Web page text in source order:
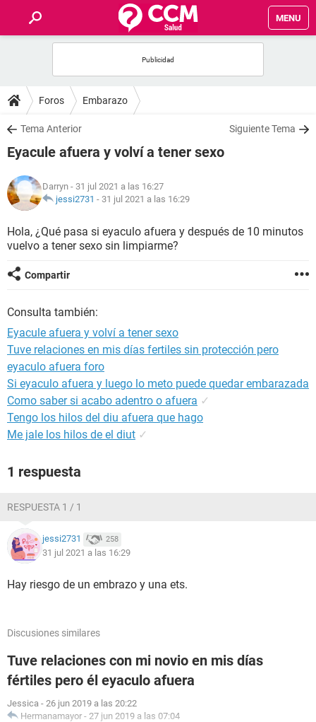
MENU
FOROS
SALUD
FAMILIA
NUTRICIÓN
BIENESTAR
SEXUALIDAD
GLOSARIO
Foros Embarazo
Tema Anterior Siguiente Tema
Eyacule afuera y volví a tener sexo
Darryn - 31 jul 2021 a las 16:27
jessi2731 - 31 jul 2021 a las 16:29
Hola, ¿Qué pasa si eyaculo afuera y después de 10 minutos
vuelvo a tener sexo sin limpiarme?
Compartir
Consulta también:
Eyacule afuera y volví a tener sexo
Tuve relaciones en mis días fertiles sin protección pero
eyaculo afuera foro
Si eyaculo afuera y luego lo meto puede quedar embarazada
Como saber si acabo adentro o afuera ✓
Tengo los hilos del diu afuera que hago
Me jale los hilos de el diut ✓
1 respuesta
RESPUESTA 1 / 1
jessi2731 258
31 jul 2021 a las 16:29
Hay riesgo de un embrazo y una ets.
Discusiones similares
Tuve relaciones con mi novio en mis días
fértiles pero él eyaculo afuera
Jessica - 26 jun 2019 a las 20:22
Hermanamayor - 27 jun 2019 a las 07:04